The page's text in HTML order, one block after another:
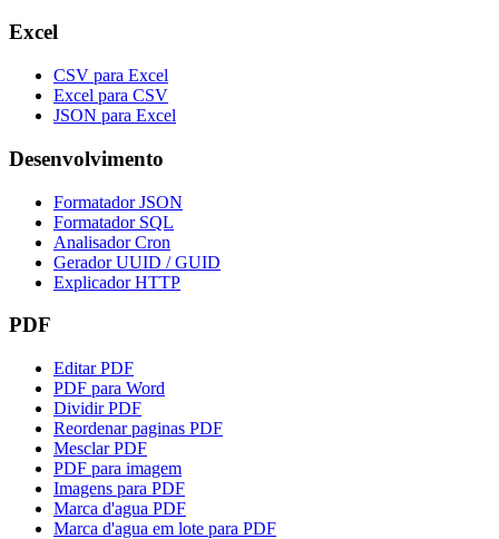
Excel
CSV para Excel
Excel para CSV
JSON para Excel
Desenvolvimento
Formatador JSON
Formatador SQL
Analisador Cron
Gerador UUID / GUID
Explicador HTTP
PDF
Editar PDF
PDF para Word
Dividir PDF
Reordenar paginas PDF
Mesclar PDF
PDF para imagem
Imagens para PDF
Marca d'agua PDF
Marca d'agua em lote para PDF